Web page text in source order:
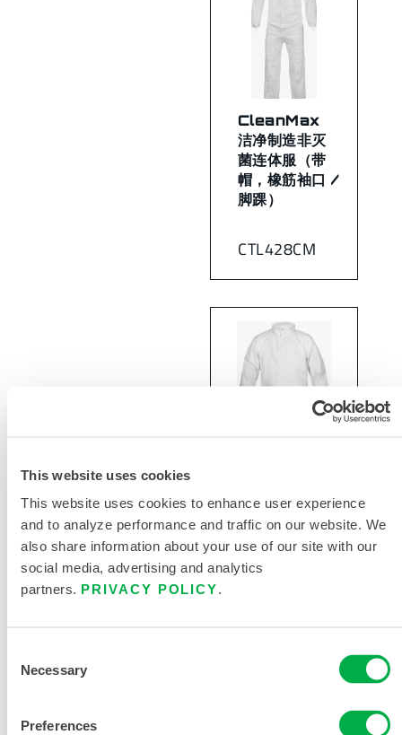
This website uses cookies
This website uses cookies to enhance user experience
and to analyze performance and traffic on our website. We
also share information about your use of our site with our
social media, advertising and analytics
partners. PRIVACY POLICY.
Selection
Necessary
Preferences
CTL428CM
CleanMax
洁净制造非灭
菌连体服（带
帽，橡筋袖口 /
脚踝）
洁净制造非灭
菌大褂